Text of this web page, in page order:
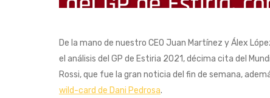
De la mano de nuestro CEO Juan Martínez y Álex
el análisis del GP de Estiria 2021, décima cita del
Rossi, que fue la gran noticia del fin de semana,
wild-card de Dani Pedrosa.